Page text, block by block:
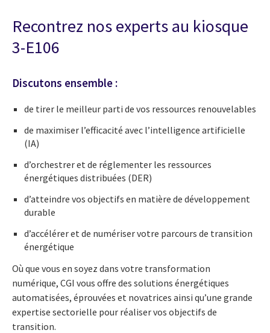
Recontrez nos experts au kiosque
3-E106
Discutons ensemble :
de tirer le meilleur parti de vos ressources renouvelables
de maximiser l’efficacité avec l’intelligence artificielle
(IA)
d’orchestrer et de réglementer les ressources
énergétiques distribuées (DER)
d’atteindre vos objectifs en matière de développement
durable
d’accélérer et de numériser votre parcours de transition
énergétique
Où que vous en soyez dans votre transformation
numérique, CGI vous offre des solutions énergétiques
automatisées, éprouvées et novatrices ainsi qu’une grande
expertise sectorielle pour réaliser vos objectifs de
transition.